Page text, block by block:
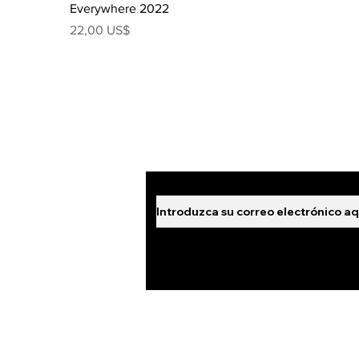
Everywhere 2022
Precio
22,00 US$